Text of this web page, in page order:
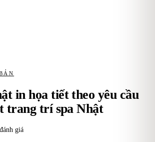
in họa tiết theo yêu cầu
trang trí spa Nhật
đánh giá